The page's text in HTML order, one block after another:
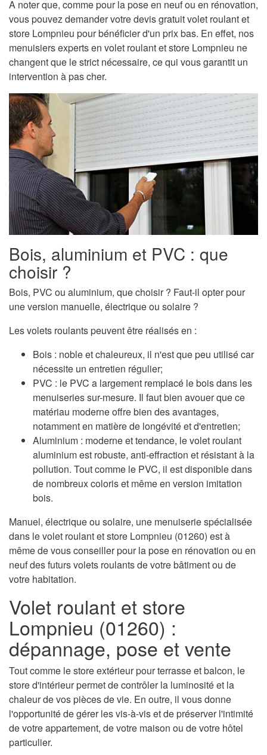
A noter que, comme pour la pose en neuf ou en rénovation,
vous pouvez demander votre devis gratuit volet roulant et
store Lompnieu pour bénéficier d'un prix bas. En effet, nos
menuisiers experts en volet roulant et store Lompnieu ne
changent que le strict nécessaire, ce qui vous garantit un
intervention à pas cher.
Bois, aluminium et PVC : que
choisir ?
Bois, PVC ou aluminium, que choisir ? Faut-il opter pour
une version manuelle, électrique ou solaire ?
Les volets roulants peuvent être réalisés en :
Bois : noble et chaleureux, il n'est que peu utilisé car
nécessite un entretien régulier;
PVC : le PVC a largement remplacé le bois dans les
menuiseries sur-mesure. Il faut bien avouer que ce
matériau moderne offre bien des avantages,
notamment en matière de longévité et d'entretien;
Aluminium : moderne et tendance, le volet roulant
aluminium est robuste, anti-effraction et résistant à la
pollution. Tout comme le PVC, il est disponible dans
de nombreux coloris et même en version imitation
bois.
Manuel, électrique ou solaire, une menuiserie spécialisée
dans le volet roulant et store Lompnieu (01260) est à
même de vous conseiller pour la pose en rénovation ou en
neuf des futurs volets roulants de votre bâtiment ou de
votre habitation.
Volet roulant et store
Lompnieu (01260) :
dépannage, pose et vente
Tout comme le store extérieur pour terrasse et balcon, le
store d'intérieur permet de contrôler la luminosité et la
chaleur de vos pièces de vie. En outre, il vous donne
l'opportunité de gérer les vis-à-vis et de préserver l'intimité
de votre appartement, de votre maison ou de votre hôtel
particulier.